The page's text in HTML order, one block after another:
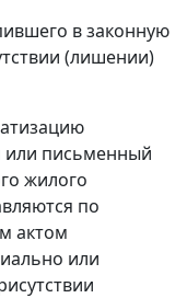
в законную
(лишении)
письменный
жилого
по
актом
или